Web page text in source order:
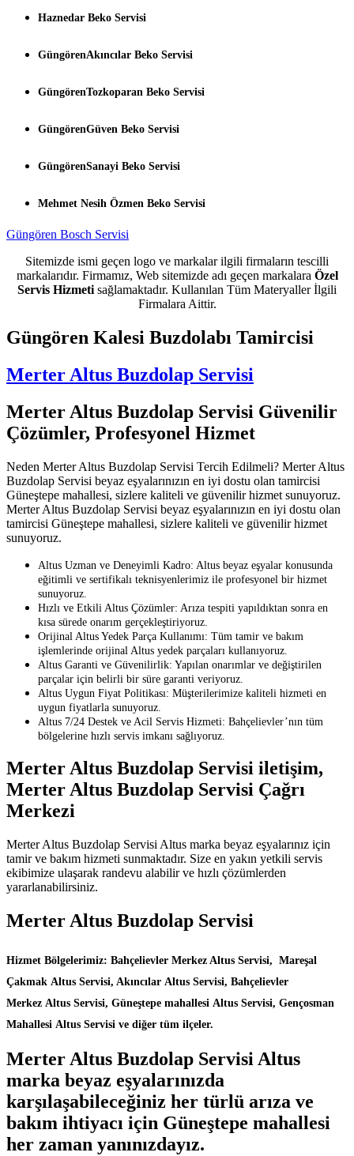
Haznedar Beko Servisi
GüngörenAkıncılar Beko Servisi
GüngörenTozkoparan Beko Servisi
GüngörenGüven Beko Servisi
GüngörenSanayi Beko Servisi
Mehmet Nesih Özmen Beko Servisi
Güngören Bosch Servisi
Sitemizde ismi geçen logo ve markalar ilgili firmaların tescilli
markalarıdır. Firmamız, Web sitemizde adı geçen markalara Özel
Servis Hizmeti sağlamaktadır. Kullanılan Tüm Materyaller İlgili
Firmalara Aittir.
Güngören Kalesi Buzdolabı Tamircisi
Merter Altus Buzdolap Servisi
Merter Altus Buzdolap Servisi Güvenilir
Çözümler, Profesyonel Hizmet
Neden Merter Altus Buzdolap Servisi Tercih Edilmeli? Merter Altus
Buzdolap Servisi beyaz eşyalarınızın en iyi dostu olan tamircisi
Güneştepe mahallesi, sizlere kaliteli ve güvenilir hizmet sunuyoruz.
Merter Altus Buzdolap Servisi beyaz eşyalarınızın en iyi dostu olan
tamircisi Güneştepe mahallesi, sizlere kaliteli ve güvenilir hizmet
sunuyoruz.
Altus Uzman ve Deneyimli Kadro: Altus beyaz eşyalar konusunda
eğitimli ve sertifikalı teknisyenlerimiz ile profesyonel bir hizmet
sunuyoruz.
Hızlı ve Etkili Altus Çözümler: Arıza tespiti yapıldıktan sonra en
kısa sürede onarım gerçekleştiriyoruz.
Orijinal Altus Yedek Parça Kullanımı: Tüm tamir ve bakım
işlemlerinde orijinal Altus yedek parçaları kullanıyoruz.
Altus Garanti ve Güvenilirlik: Yapılan onarımlar ve değiştirilen
parçalar için belirli bir süre garanti veriyoruz.
Altus Uygun Fiyat Politikası: Müşterilerimize kaliteli hizmeti en
uygun fiyatlarla sunuyoruz.
Altus 7/24 Destek ve Acil Servis Hizmeti: Bahçelievler’nın tüm
bölgelerine hızlı servis imkanı sağlıyoruz.
Merter Altus Buzdolap Servisi iletişim,
Merter Altus Buzdolap Servisi Çağrı
Merkezi
Merter Altus Buzdolap Servisi Altus marka beyaz eşyalarınız için
tamir ve bakım hizmeti sunmaktadır. Size en yakın yetkili servis
ekibimize ulaşarak randevu alabilir ve hızlı çözümlerden
yararlanabilirsiniz.
Merter Altus Buzdolap Servisi
Hizmet Bölgelerimiz: Bahçelievler Merkez Altus Servisi, Mareşal
Çakmak Altus Servisi, Akıncılar Altus Servisi, Bahçelievler
Merkez Altus Servisi, Güneştepe mahallesi Altus Servisi, Gençosman
Mahallesi Altus Servisi ve diğer tüm ilçeler.
Merter Altus Buzdolap Servisi Altus
marka beyaz eşyalarınızda
karşılaşabileceğiniz her türlü arıza ve
bakım ihtiyacı için Güneştepe mahallesi
her zaman yanınızdayız.